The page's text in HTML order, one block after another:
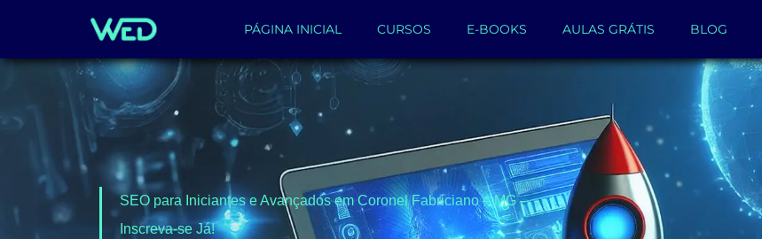
PÁGINA INICIAL CURSOS E-BOOKS AULAS GRÁTIS BLOG
SEO para Iniciantes e Avançados em Coronel Fabriciano – MG –
Inscreva-se Já!